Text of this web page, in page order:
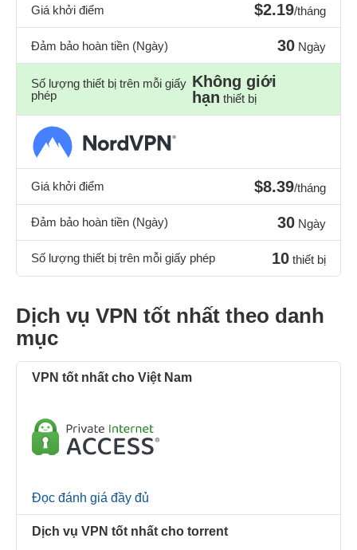
Giá khởi điểm $2.19/tháng
Đảm bảo hoàn tiền (Ngày) 30 Ngày
Số lượng thiết bị trên mỗi giấy
phép
Không giới
hạn thiết bị
Giá khởi điểm $8.39/tháng
Đảm bảo hoàn tiền (Ngày) 30 Ngày
Số lượng thiết bị trên mỗi giấy phép 10 thiết bị
Dịch vụ VPN tốt nhất theo danh
mục
VPN tốt nhất cho Việt Nam
Đọc đánh giá đầy đủ
Dịch vụ VPN tốt nhất cho torrent